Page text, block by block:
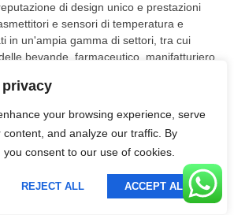
privacy
your browsing experience, serve
content, and analyze our traffic. By
you consent to our use of cookies.
REJECT ALL ACCEPT ALL
di design unico e prestazioni
e sensori di temperatura e
in un'ampia gamma di settori, tra cui
bevande, farmaceutico, manifatturiero
0
Vendite in tutto
0K
Progetti
Italian
Spanish
Portuguese
German
French
Indonesian